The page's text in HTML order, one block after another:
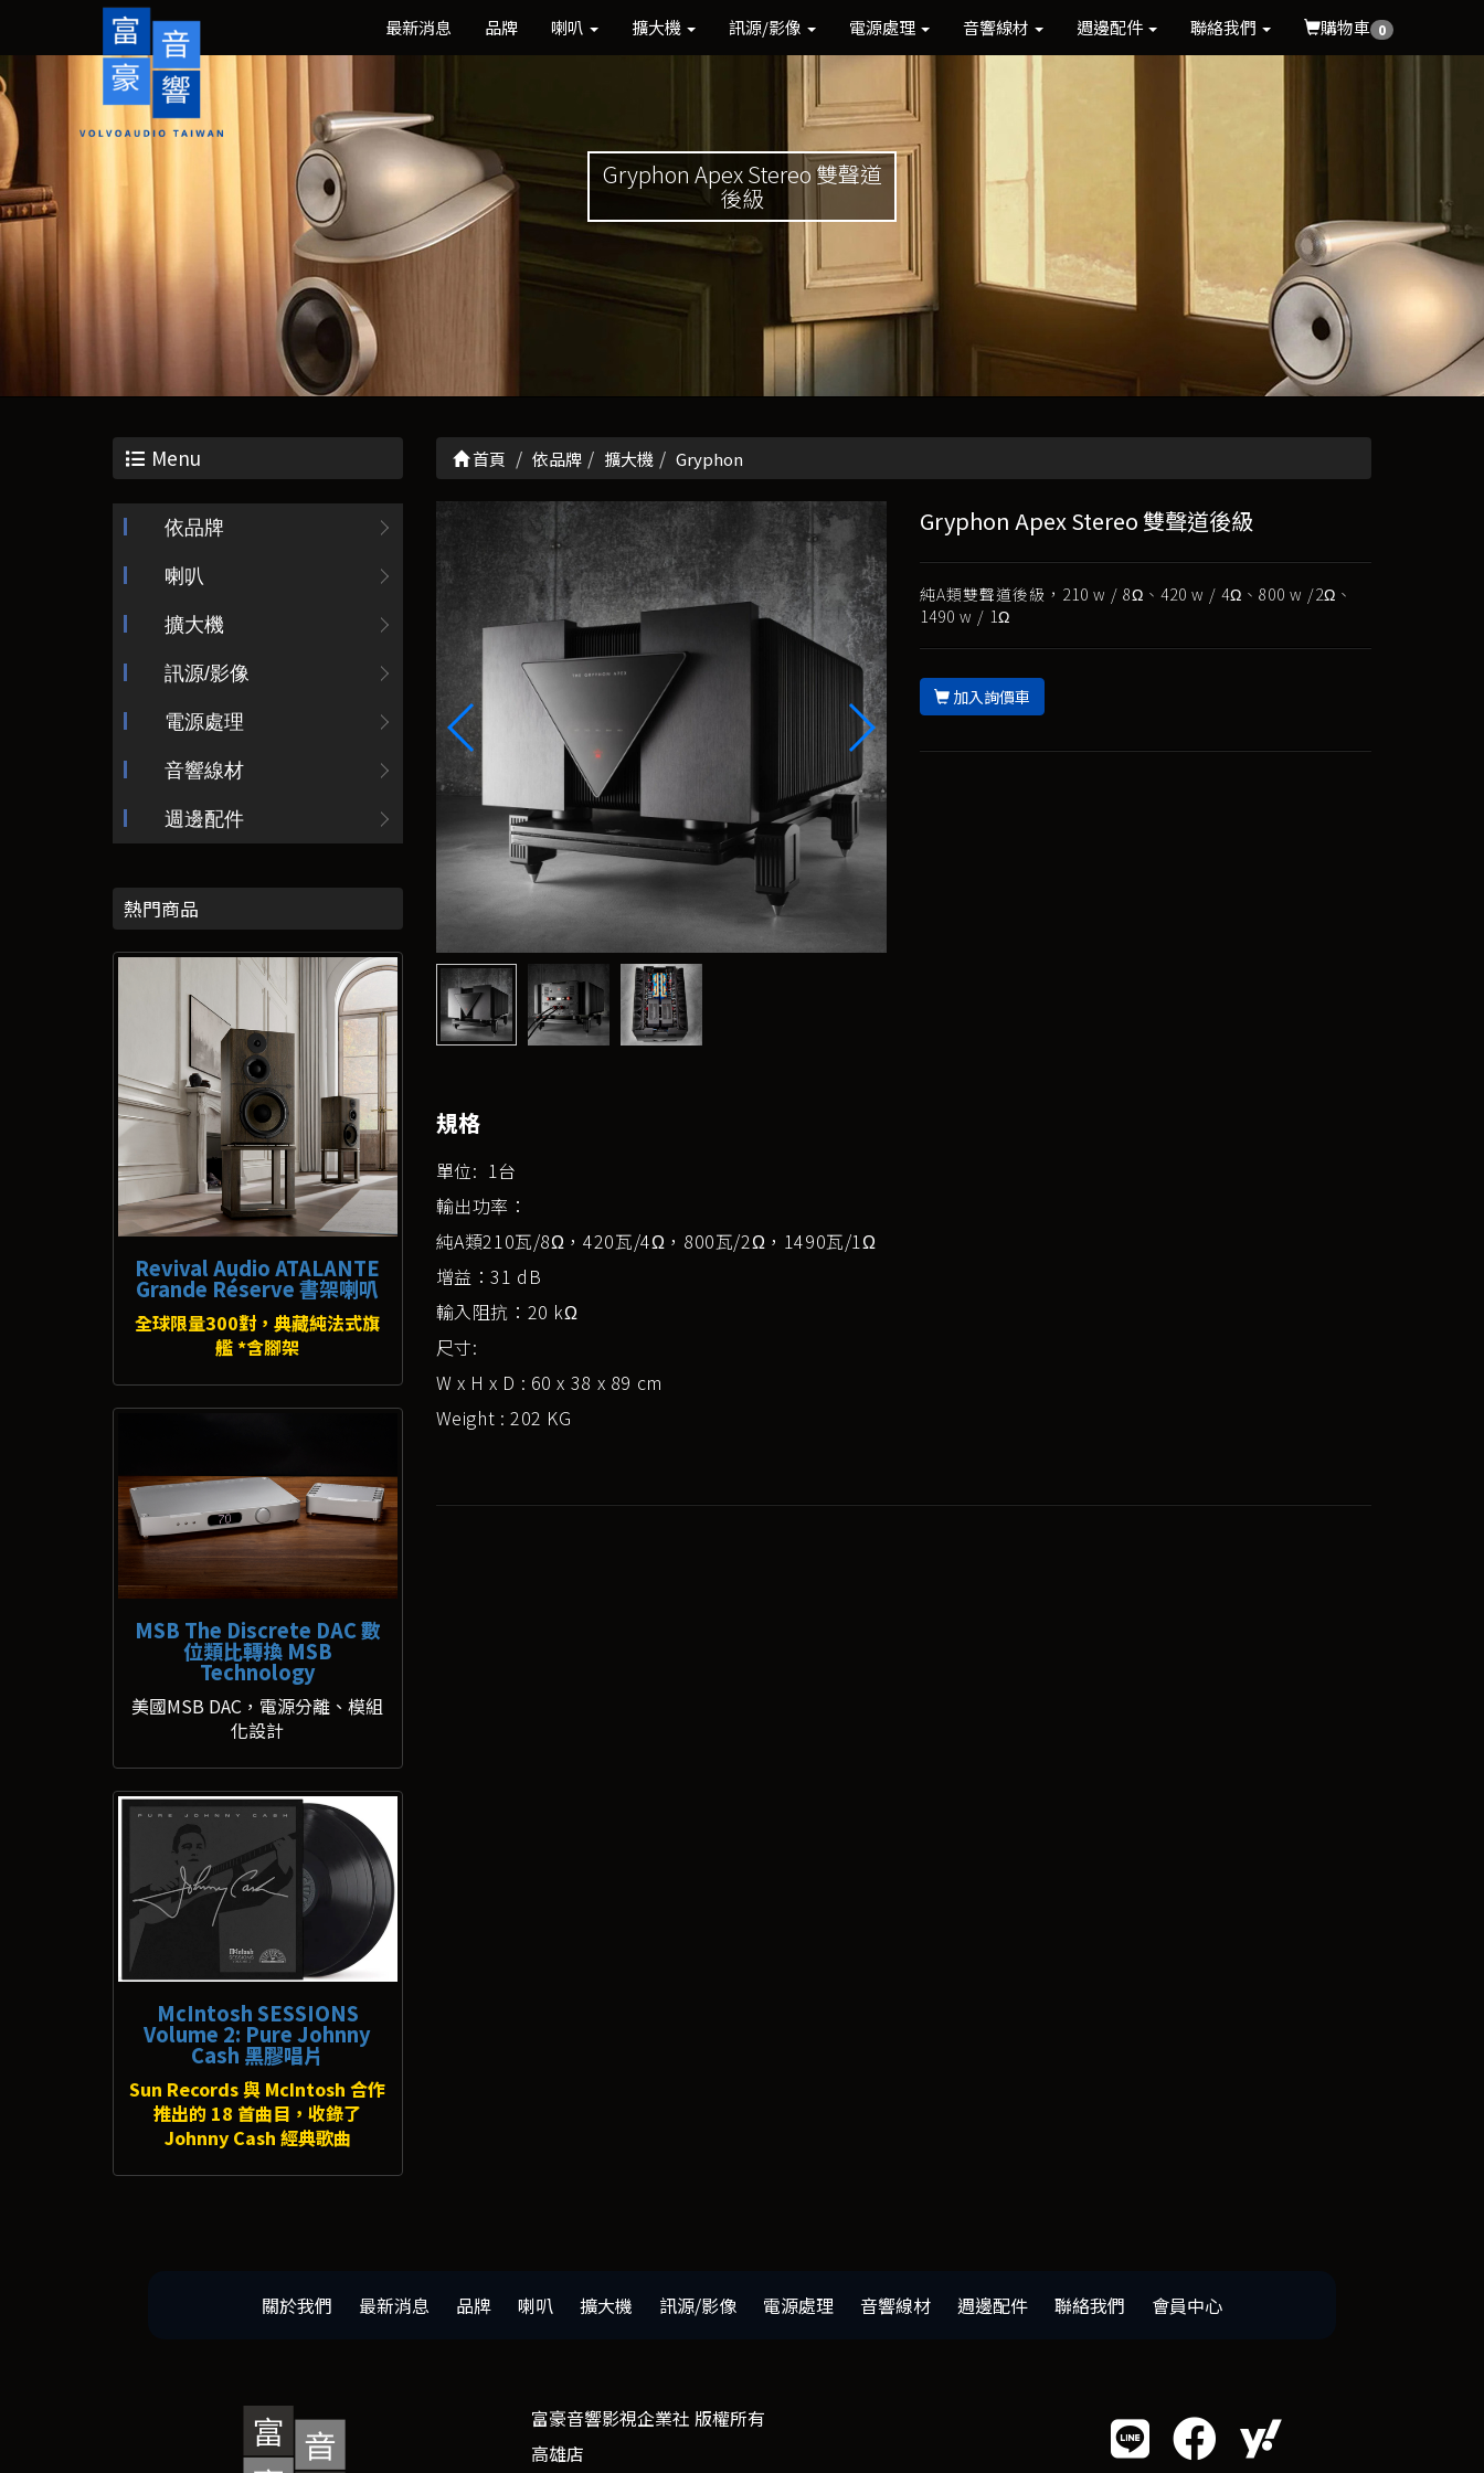
最新消息 品牌 喇叭 擴大機 訊源/影像 電源處理 音響線材 週邊配件 聯絡我們 購物車 0
Gryphon Apex Stereo 雙聲道
後級
Menu
依品牌
喇叭
擴大機
訊源/影像
電源處理
音響線材
週邊配件
熱門商品
Revival Audio ATALANTE
Grande Réserve 書架喇叭
全球限量300對，典藏純法式旗
艦 *含腳架
MSB The Discrete DAC 數
位類比轉換 MSB
Technology
美國MSB DAC，電源分離、模組
化設計
McIntosh SESSIONS
Volume 2: Pure Johnny
Cash 黑膠唱片
Sun Records 與 McIntosh 合作
推出的 18 首曲目，收錄了
Johnny Cash 經典歌曲
首頁 依品牌 擴大機 Gryphon
Gryphon Apex Stereo 雙聲道後級
純A類雙聲道後級，210 w / 8Ω、420 w / 4Ω、800 w /2Ω、
1490 w / 1Ω
加入詢價車
規格
單位: 1台
輸出功率：
純A類210瓦/8Ω，420瓦/4Ω，800瓦/2Ω，1490瓦/1Ω
增益：31 dB
輸入阻抗：20 kΩ
尺寸:
W x H x D : 60 x 38 x 89 cm
Weight : 202 KG
關於我們 最新消息 品牌 喇叭 擴大機 訊源/影像 電源處理 音響線材 週邊配件 聯絡我們 會員中心
富豪音響影視企業社 版權所有
高雄店